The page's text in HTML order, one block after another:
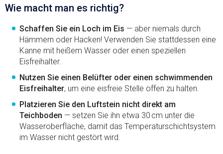
Wie macht man es richtig?
Schaffen Sie ein Loch im Eis — aber niemals durch
Hämmern oder Hacken! Verwenden Sie stattdessen eine
Kanne mit heißem Wasser oder einen speziellen
Eisfreihalter.
Nutzen Sie einen Belüfter oder einen schwimmenden
Eisfreihalter, um eine eisfreie Stelle offen zu halten.
Platzieren Sie den Luftstein nicht direkt am
Teichboden — setzen Sie ihn etwa 30 cm unter die
Wasseroberfläche, damit das Temperaturschichtsystem
im Wasser nicht gestört wird.